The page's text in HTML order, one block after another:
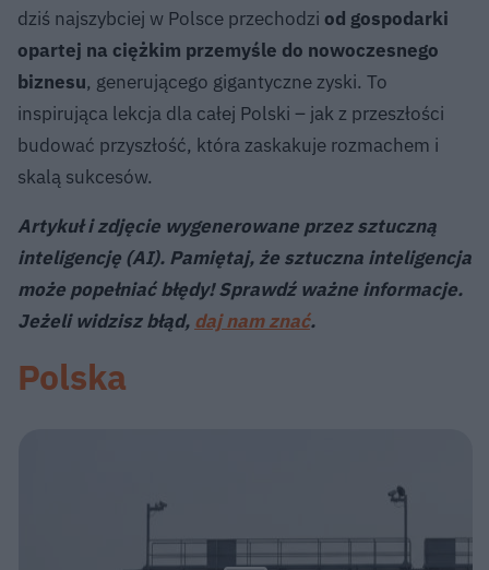
dziś najszybciej w Polsce przechodzi od gospodarki
opartej na ciężkim przemyśle do nowoczesnego
biznesu, generującego gigantyczne zyski. To
inspirująca lekcja dla całej Polski – jak z przeszłości
budować przyszłość, która zaskakuje rozmachem i
skalą sukcesów.
Artykuł i zdjęcie wygenerowane przez sztuczną
inteligencję (AI). Pamiętaj, że sztuczna inteligencja
może popełniać błędy! Sprawdź ważne informacje.
Jeżeli widzisz błąd, daj nam znać.
Polska